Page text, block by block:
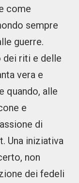
come
sempre
guerre.
dei riti e delle
vera e
quando, alle
e
di
Una iniziativa
non
dei fedeli